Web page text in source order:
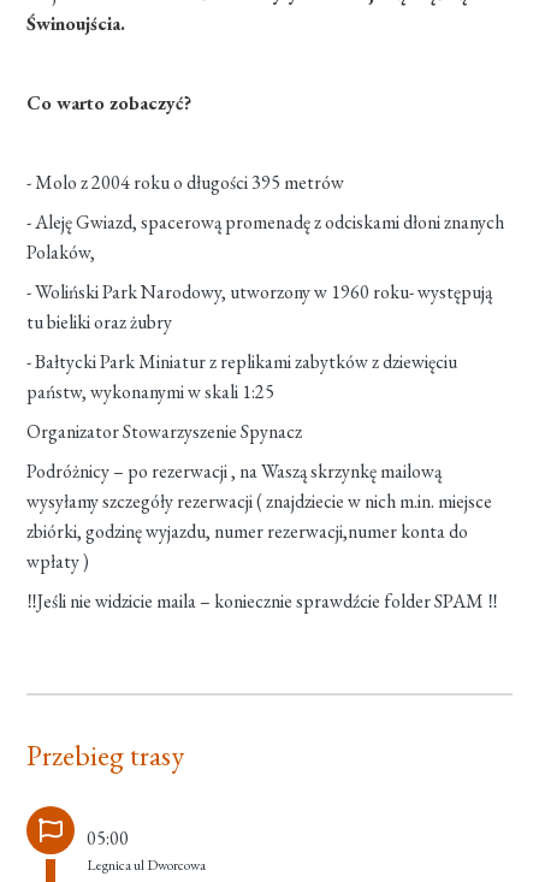
Świnoujścia.
Co warto zobaczyć?
- Molo z 2004 roku o długości 395 metrów
- Aleję Gwiazd, spacerową promenadę z odciskami dłoni znanych
Polaków,
- Woliński Park Narodowy, utworzony w 1960 roku- występują
tu bieliki oraz żubry
- Bałtycki Park Miniatur z replikami zabytków z dziewięciu
państw, wykonanymi w skali 1:25
Organizator Stowarzyszenie Spynacz
Podróżnicy – po rezerwacji , na Waszą skrzynkę mailową
wysyłamy szczegóły rezerwacji ( znajdziecie w nich m.in. miejsce
zbiórki, godzinę wyjazdu, numer rezerwacji,numer konta do
wpłaty )
‼Jeśli nie widzicie maila – koniecznie sprawdźcie folder SPAM ‼
Przebieg trasy
05:00
Legnica ul Dworcowa